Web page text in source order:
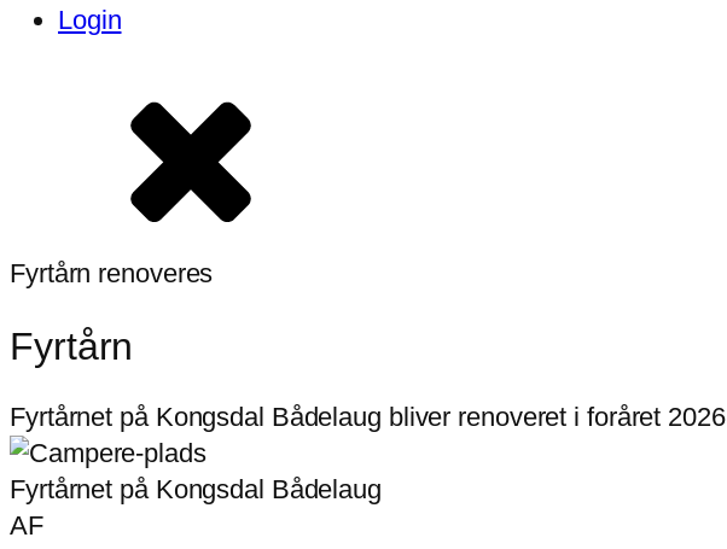
Login
Fyrtårn renoveres
Fyrtårn
Fyrtårnet på Kongsdal Bådelaug bliver renoveret i foråret 2026
Fyrtårnet på Kongsdal Bådelaug
AF